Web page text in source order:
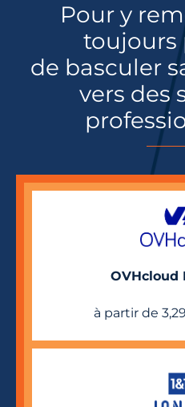
Pour y
toujours
de basculer
vers des
OVHcloud
à partir de